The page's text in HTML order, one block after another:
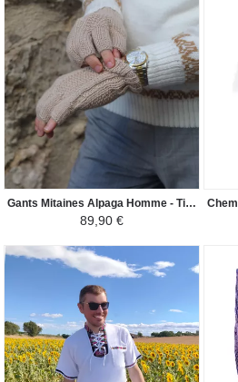
Gants Mitaines Alpaga Homme - Tissu Tricotés au Pérou - Beige Clair
89,90 €